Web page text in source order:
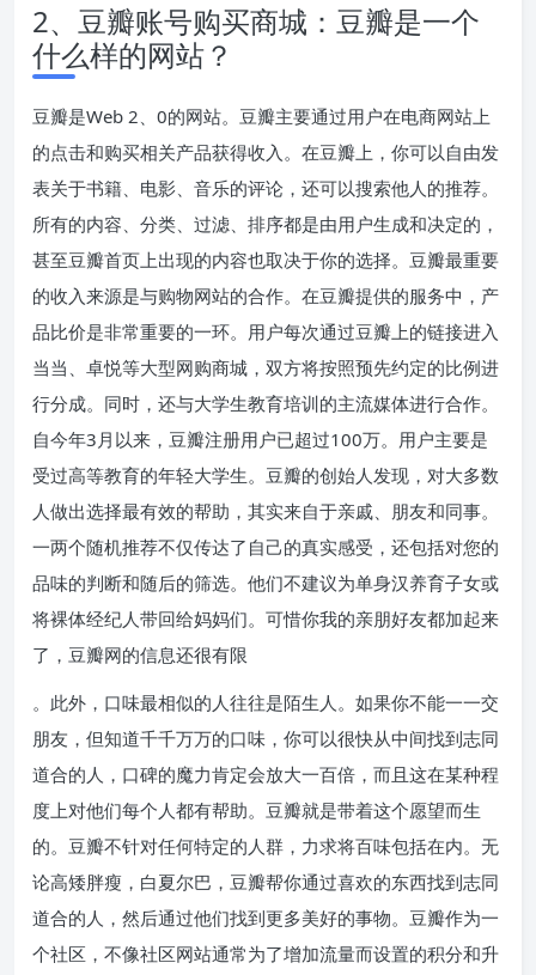
2、豆瓣账号购买商城：豆瓣是一个
什么样的网站？
豆瓣是Web 2、0的网站。豆瓣主要通过用户在电商网站上
的点击和购买相关产品获得收入。在豆瓣上，你可以自由发
表关于书籍、电影、音乐的评论，还可以搜索他人的推荐。
所有的内容、分类、过滤、排序都是由用户生成和决定的，
甚至豆瓣首页上出现的内容也取决于你的选择。豆瓣最重要
的收入来源是与购物网站的合作。在豆瓣提供的服务中，产
品比价是非常重要的一环。用户每次通过豆瓣上的链接进入
当当、卓悦等大型网购商城，双方将按照预先约定的比例进
行分成。同时，还与大学生教育培训的主流媒体进行合作。
自今年3月以来，豆瓣注册用户已超过100万。用户主要是
受过高等教育的年轻大学生。豆瓣的创始人发现，对大多数
人做出选择最有效的帮助，其实来自于亲戚、朋友和同事。
一两个随机推荐不仅传达了自己的真实感受，还包括对您的
品味的判断和随后的筛选。他们不建议为单身汉养育子女或
将裸体经纪人带回给妈妈们。可惜你我的亲朋好友都加起来
了，豆瓣网的信息还很有限
。此外，口味最相似的人往往是陌生人。如果你不能一一交
朋友，但知道千千万万的口味，你可以很快从中间找到志同
道合的人，口碑的魔力肯定会放大一百倍，而且这在某种程
度上对他们每个人都有帮助。豆瓣就是带着这个愿望而生
的。豆瓣不针对任何特定的人群，力求将百味包括在内。无
论高矮胖瘦，白夏尔巴，豆瓣帮你通过喜欢的东西找到志同
道合的人，然后通过他们找到更多美好的事物。豆瓣作为一
个社区，不像社区网站通常为了增加流量而设置的积分和升